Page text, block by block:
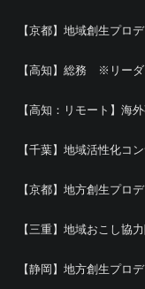
【京都】地域創生プロ
【高知】総務 ※リー
【高知：リモート】海
【千葉】地域活性化コ
【京都】地方創生プロ
【三重】地域おこし協
【静岡】地方創生プロ